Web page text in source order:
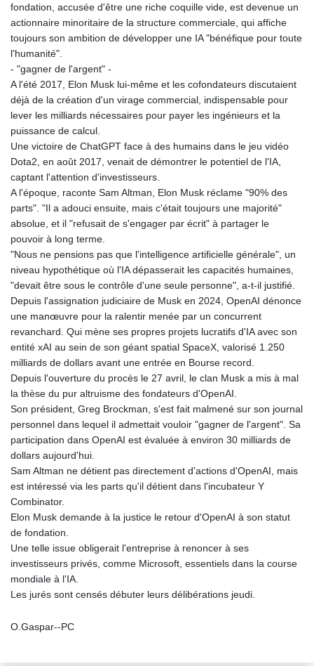
fondation, accusée d'être une riche coquille vide, est devenue un
actionnaire minoritaire de la structure commerciale, qui affiche
toujours son ambition de développer une IA "bénéfique pour toute
l'humanité".
- "gagner de l'argent" -
A l'été 2017, Elon Musk lui-même et les cofondateurs discutaient
déjà de la création d'un virage commercial, indispensable pour
lever les milliards nécessaires pour payer les ingénieurs et la
puissance de calcul.
Une victoire de ChatGPT face à des humains dans le jeu vidéo
Dota2, en août 2017, venait de démontrer le potentiel de l'IA,
captant l'attention d'investisseurs.
A l'époque, raconte Sam Altman, Elon Musk réclame "90% des
parts". "Il a adouci ensuite, mais c'était toujours une majorité"
absolue, et il "refusait de s'engager par écrit" à partager le
pouvoir à long terme.
"Nous ne pensions pas que l'intelligence artificielle générale", un
niveau hypothétique où l'IA dépasserait les capacités humaines,
"devait être sous le contrôle d'une seule personne", a-t-il justifié.
Depuis l'assignation judiciaire de Musk en 2024, OpenAI dénonce
une manœuvre pour la ralentir menée par un concurrent
revanchard. Qui mène ses propres projets lucratifs d'IA avec son
entité xAI au sein de son géant spatial SpaceX, valorisé 1.250
milliards de dollars avant une entrée en Bourse record.
Depuis l'ouverture du procès le 27 avril, le clan Musk a mis à mal
la thèse du pur altruisme des fondateurs d'OpenAI.
Son président, Greg Brockman, s'est fait malmené sur son journal
personnel dans lequel il admettait vouloir "gagner de l'argent". Sa
participation dans OpenAI est évaluée à environ 30 milliards de
dollars aujourd'hui.
Sam Altman ne détient pas directement d'actions d'OpenAI, mais
est intéressé via les parts qu'il détient dans l'incubateur Y
Combinator.
Elon Musk demande à la justice le retour d'OpenAI à son statut
de fondation.
Une telle issue obligerait l'entreprise à renoncer à ses
investisseurs privés, comme Microsoft, essentiels dans la course
mondiale à l'IA.
Les jurés sont censés débuter leurs délibérations jeudi.
O.Gaspar--PC